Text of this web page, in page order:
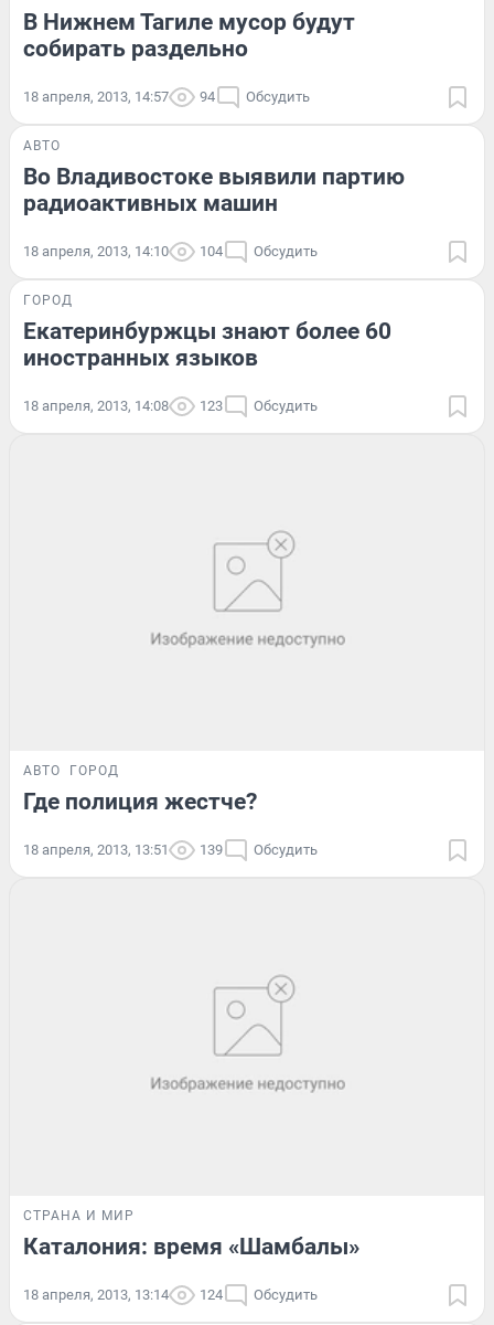
В Нижнем Тагиле мусор будут
собирать раздельно
18 апреля, 2013, 14:57 94 Обсудить
АВТО
Во Владивостоке выявили партию
радиоактивных машин
18 апреля, 2013, 14:10 104 Обсудить
ГОРОД
Екатеринбуржцы знают более 60
иностранных языков
18 апреля, 2013, 14:08 123 Обсудить
АВТО ГОРОД
Где полиция жестче?
18 апреля, 2013, 13:51 139 Обсудить
СТРАНА И МИР
Каталония: время «Шамбалы»
18 апреля, 2013, 13:14 124 Обсудить